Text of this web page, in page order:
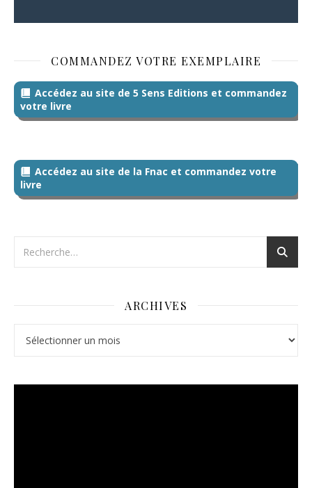
COMMANDEZ VOTRE EXEMPLAIRE
Accédez au site de 5 Sens Editions et commandez
votre livre
Accédez au site de la Fnac et commandez votre
livre
ARCHIVES